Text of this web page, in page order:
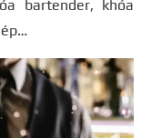
bartender, khóa